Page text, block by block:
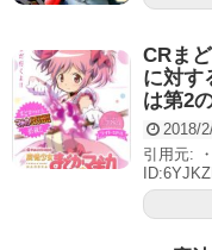
CRま
に対す
は第2
2018/
引用元: